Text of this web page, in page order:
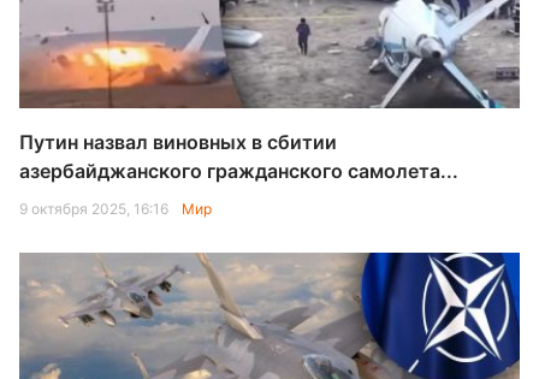
Путин назвал виновных в сбитии
азербайджанского гражданского самолета...
9 октября 2025, 16:16 Мир